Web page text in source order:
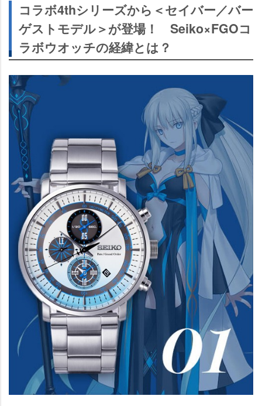
コラボ4thシリーズから＜セイバー／バー
ゲストモデル＞が登場！ Seiko×FGOコ
ラボウオッチの経緯とは？